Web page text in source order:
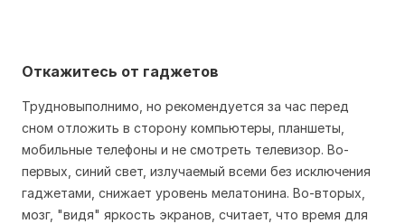
Откажитесь от гаджетов
Трудновыполнимо, но рекомендуется за час перед
сном отложить в сторону компьютеры, планшеты,
мобильные телефоны и не смотреть телевизор. Во-
первых, синий свет, излучаемый всеми без исключения
гаджетами, снижает уровень мелатонина. Во-вторых,
мозг, "видя" яркость экранов, считает, что время для